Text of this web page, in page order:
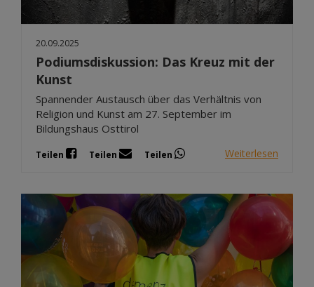
20.09.2025
Podiumsdiskussion: Das Kreuz mit der
Kunst
Spannender Austausch über das Verhältnis von
Religion und Kunst am 27. September im
Bildungshaus Osttirol
Teilen Teilen Teilen Weiterlesen